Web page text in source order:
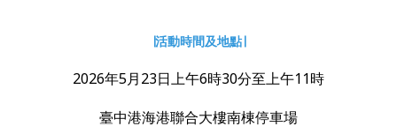
∣活動時間及地點∣
2026年5月23日上午6時30分至上午11時
臺中港海港聯合大樓南棟停車場